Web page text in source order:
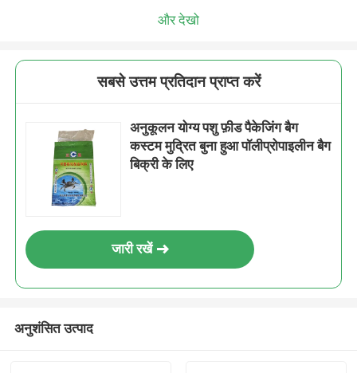
और देखो
सबसे उत्तम प्रतिदान प्राप्त करें
अनुकूलन योग्य पशु फ़ीड पैकेजिंग बैग
कस्टम मुद्रित बुना हुआ पॉलीप्रोपाइलीन बैग
बिक्री के लिए
जारी रखें
अनुशंसित उत्पाद